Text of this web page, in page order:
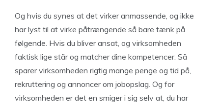
Og hvis du synes at det virker anmassende, og ikke
har lyst til at virke påtrængende så bare tænk på
følgende. Hvis du bliver ansat, og virksomheden
faktisk lige står og matcher dine kompetencer. Så
sparer virksomheden rigtig mange penge og tid på,
rekruttering og annoncer om jobopslag. Og for
virksomheden er det en smiger i sig selv at, du har